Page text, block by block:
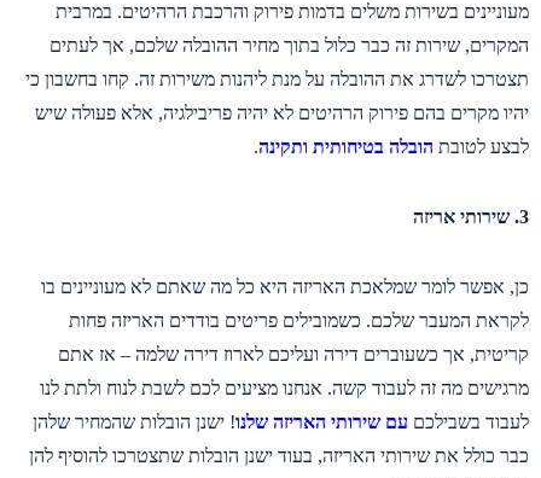
מעוניינים בשירות משלים בדמות פירוק והרכבת הרהיטים. במרבית
המקרים, שירות זה כבר כלול בתוך מחיר ההובלה שלכם, אך לעתים
תצטרכו לשדרג את ההובלה על מנת ליהנות משירות זה. קחו בחשבון כי
יהיו מקרים בהם פירוק הרהיטים לא יהיה פריבילגיה, אלא פעולה שיש
לבצע לטובת הובלה בטיחותית ותקינה.
3. שירותי אריזה
כן, אפשר לומר שמלאכת האריזה היא כל מה שאתם לא מעוניינים בו
לקראת המעבר שלכם. כשמובילים פריטים בודדים האריזה פחות
קריטית, אך כשעוברים דירה ועליכם לארוז דירה שלמה – אז אתם
מרגישים מה זה לעבוד קשה. אנחנו מציעים לכם לשבת לנוח ולתת לנו
לעבוד בשבילכם עם שירותי האריזה שלנו! ישנן הובלות שהמחיר שלהן
כבר כולל את שירותי האריזה, בעוד ישנן הובלות שתצטרכו להוסיף להן